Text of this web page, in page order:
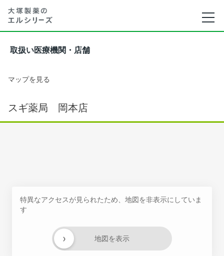
取扱い医療機関・店舗
マップを見る
スギ薬局 岡本店
特異なアクセスが見られたため、地図を非表示にしていま
す
地図を表示
›